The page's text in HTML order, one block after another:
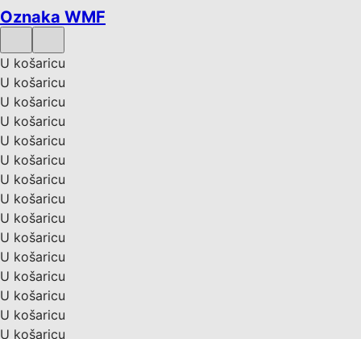
Oznaka WMF
U košaricu
U košaricu
U košaricu
U košaricu
U košaricu
U košaricu
U košaricu
U košaricu
U košaricu
U košaricu
U košaricu
U košaricu
U košaricu
U košaricu
U košaricu